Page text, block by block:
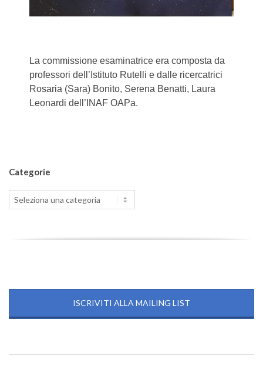
La commissione esaminatrice era composta da
professori dell’Istituto Rutelli e dalle ricercatrici
Rosaria (Sara) Bonito, Serena Benatti, Laura
Leonardi dell’INAF OAPa.
19
Categorie
Categorie
ISCRIVITI ALLA MAILING LIST